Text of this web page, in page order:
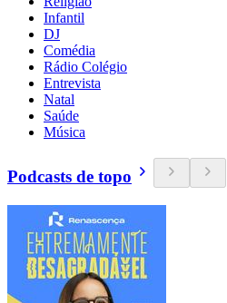
Infantil
DJ
Comédia
Rádio Colégio
Entrevista
Natal
Saúde
Música
Podcasts de topo